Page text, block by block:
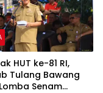
HUT ke-81 RI,
Tulang Bawang
Senam